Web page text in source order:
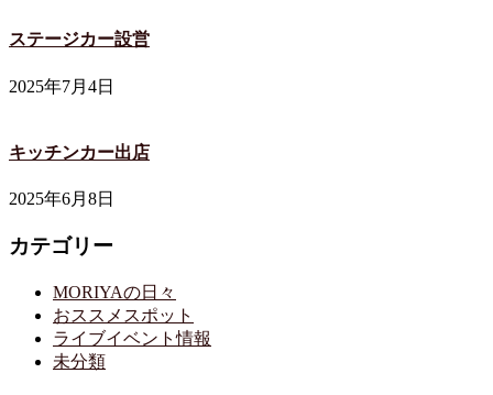
ステージカー設営
2025年7月4日
キッチンカー出店
2025年6月8日
カテゴリー
MORIYAの日々
おススメスポット
ライブイベント情報
未分類